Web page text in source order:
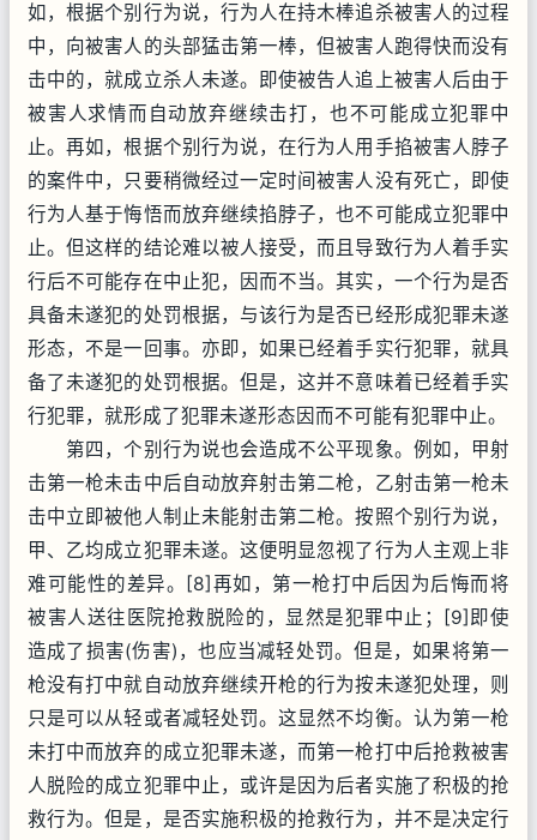
如，根据个别行为说，行为人在持木棒追杀被害人的过程
中，向被害人的头部猛击第一棒，但被害人跑得快而没有
击中的，就成立杀人未遂。即使被告人追上被害人后由于
被害人求情而自动放弃继续击打，也不可能成立犯罪中
止。再如，根据个别行为说，在行为人用手掐被害人脖子
的案件中，只要稍微经过一定时间被害人没有死亡，即使
行为人基于悔悟而放弃继续掐脖子，也不可能成立犯罪中
止。但这样的结论难以被人接受，而且导致行为人着手实
行后不可能存在中止犯，因而不当。其实，一个行为是否
具备未遂犯的处罚根据，与该行为是否已经形成犯罪未遂
形态，不是一回事。亦即，如果已经着手实行犯罪，就具
备了未遂犯的处罚根据。但是，这并不意味着已经着手实
行犯罪，就形成了犯罪未遂形态因而不可能有犯罪中止。
第四，个别行为说也会造成不公平现象。例如，甲射
击第一枪未击中后自动放弃射击第二枪，乙射击第一枪未
击中立即被他人制止未能射击第二枪。按照个别行为说，
甲、乙均成立犯罪未遂。这便明显忽视了行为人主观上非
难可能性的差异。[8]再如，第一枪打中后因为后悔而将
被害人送往医院抢救脱险的，显然是犯罪中止；[9]即使
造成了损害(伤害)，也应当减轻处罚。但是，如果将第一
枪没有打中就自动放弃继续开枪的行为按未遂犯处理，则
只是可以从轻或者减轻处罚。这显然不均衡。认为第一枪
未打中而放弃的成立犯罪未遂，而第一枪打中后抢救被害
人脱险的成立犯罪中止，或许是因为后者实施了积极的抢
救行为。但是，是否实施积极的抢救行为，并不是决定行